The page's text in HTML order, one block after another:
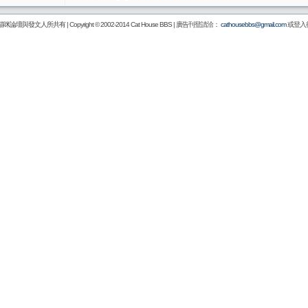
咪論壇與發文人所共有 | Copyright © 2002-2014Cat House BBS| 廣告刊登請洽： cathousebbs@gmail.com或登入